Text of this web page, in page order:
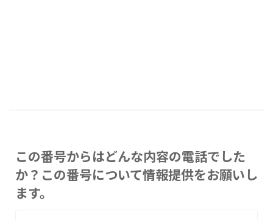
この番号からはどんな内容の電話でした
か？この番号について情報提供をお願いし
ます。